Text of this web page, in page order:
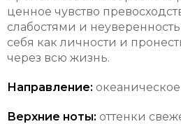
ценное чувство
слабостями и
себя как личности и
через всю жизнь.
Направление: океаническое
Верхние ноты: оттенки